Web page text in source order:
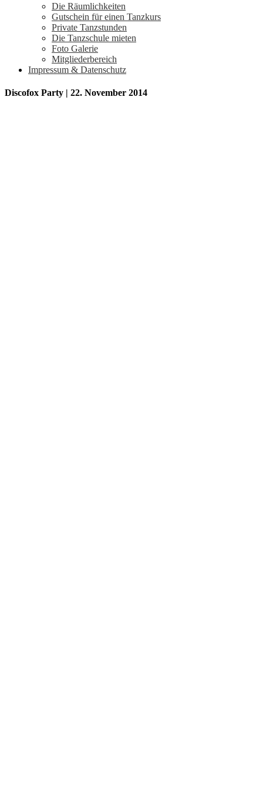
Die Räumlichkeiten
Gutschein für einen Tanzkurs
Private Tanzstunden
Die Tanzschule mieten
Foto Galerie
Mitgliederbereich
Impressum & Datenschutz
Discofox Party | 22. November 2014